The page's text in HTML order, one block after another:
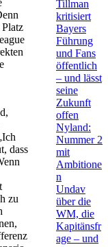
dass
zu
Tillman
kritisiert
Bayers
Führung
und Fans
öffentlich
– und lässt
seine
Zukunft
offen
Nyland:
Nummer 2
mit
Ambitione
n
Undav
über die
WM, die
Kapitänsfr
age – und